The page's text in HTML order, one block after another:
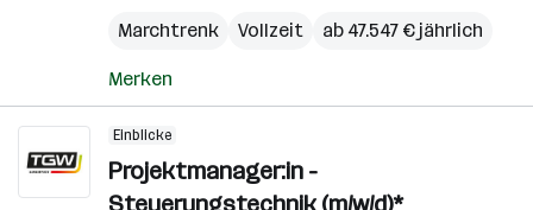
Marchtrenk
Vollzeit ab 47.547 € jährlich
Merken
Einblicke
Projektmanager:in -
Steuerungstechnik (m/w/d)*